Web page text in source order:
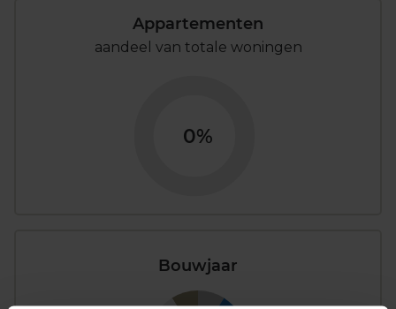
Appartementen
aandeel van totale woningen
0%
Bouwjaar